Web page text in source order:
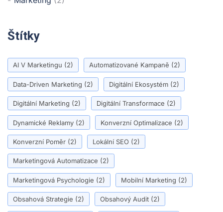
Štítky
AI V Marketingu (2) Automatizované Kampaně (2)
Data-Driven Marketing (2) Digitální Ekosystém (2)
Digitální Marketing (2) Digitální Transformace (2)
Dynamické Reklamy (2) Konverzní Optimalizace (2)
Konverzní Poměr (2) Lokální SEO (2)
Marketingová Automatizace (2)
Marketingová Psychologie (2) Mobilní Marketing (2)
Obsahová Strategie (2) Obsahový Audit (2)